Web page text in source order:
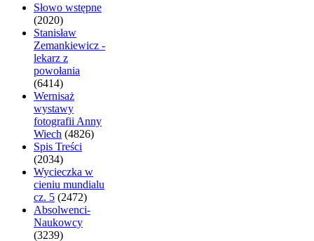
Słowo wstępne
(2020)
Stanisław
Zemankiewicz -
lekarz z
powołania
(6414)
Wernisaż
wystawy
fotografii Anny
Wiech (4826)
Spis Treści
(2034)
Wycieczka w
cieniu mundialu
cz. 5 (2472)
Absolwenci-
Naukowcy
(3239)